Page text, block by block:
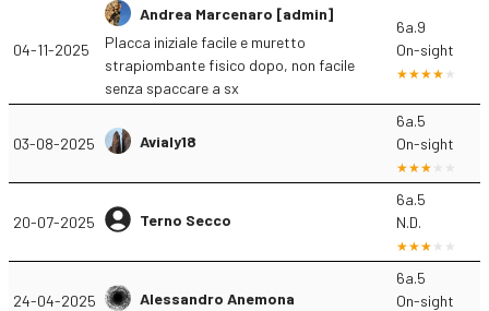
04-11-2025
Andrea Marcenaro [admin]
Placca iniziale facile e muretto
strapiombante fisico dopo, non facile
senza spaccare a sx
6a.9
On-sight
03-08-2025 Avialy18
6a.5
On-sight
20-07-2025 Terno Secco
6a.5
N.D.
24-04-2025 Alessandro Anemona
6a.5
On-sight